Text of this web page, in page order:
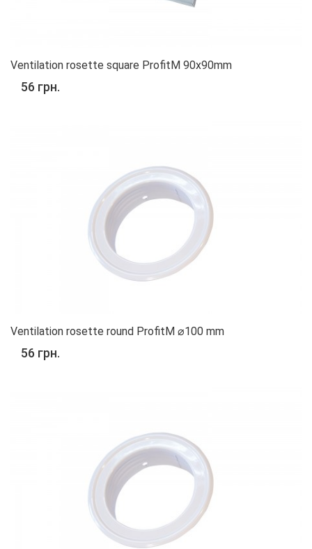
Ventilation rosette square ProfitM 90х90mm
56 грн.
Ventilation rosette round ProfitM ⌀100 mm
56 грн.